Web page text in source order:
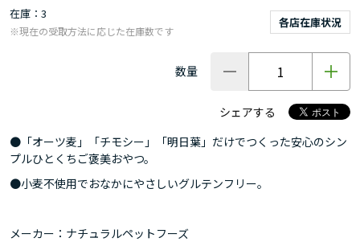
在庫 3
各店在庫状況
※現在の受取方法に応じた在庫数です
数量
シェアする
●「オーツ麦」「チモシー」「明日葉」だけでつくった安心のシン
プルひとくちご褒美おやつ。
●小麦不使用でおなかにやさしいグルテンフリー。
メーカー：ナチュラルペットフーズ